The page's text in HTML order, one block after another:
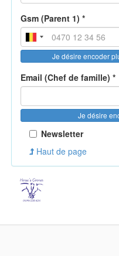
Gsm (Parent 1) *
Je désire encoder
Email (Chef de famille) *
Je désire
Newsletter
Haut de page